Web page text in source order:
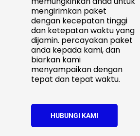
mengirimkan paket
dengan kecepatan tinggi
dan ketepatan waktu yang
dijamin. percayakan paket
anda kepada kami, dan
biarkan kami
menyampaikan dengan
tepat dan tepat waktu.
HUBUNGI KAMI